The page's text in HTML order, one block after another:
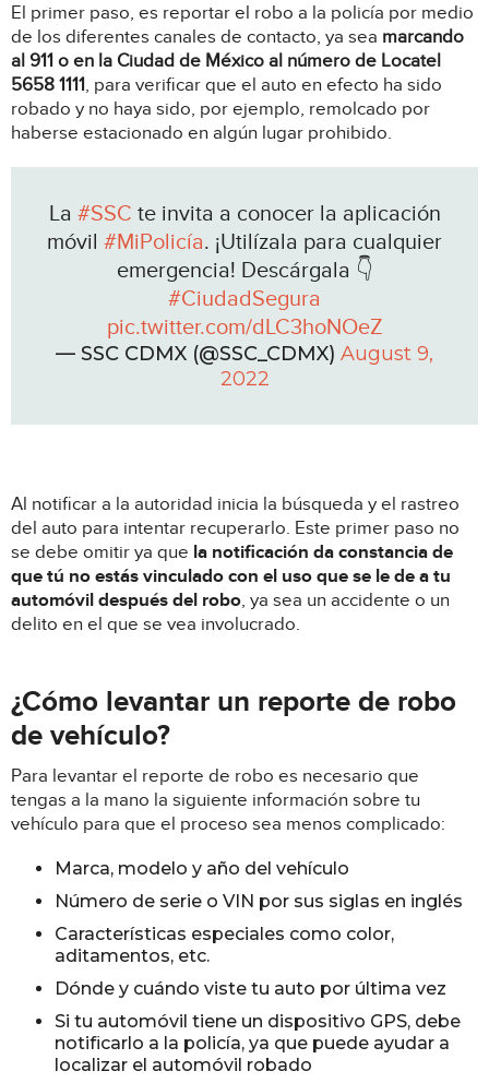
El primer paso, es reportar el robo a la policía por medio
de los diferentes canales de contacto, ya sea marcando
al 911 o en la Ciudad de México al número de Locatel
5658 1111, para verificar que el auto en efecto ha sido
robado y no haya sido, por ejemplo, remolcado por
haberse estacionado en algún lugar prohibido.
La #SSC te invita a conocer la aplicación
móvil #MiPolicía. ¡Utilízala para cualquier
emergencia! Descárgala 👇
#CiudadSegura
pic.twitter.com/dLC3hoNOeZ
— SSC CDMX (@SSC_CDMX) August 9,
2022
Al notificar a la autoridad inicia la búsqueda y el rastreo
del auto para intentar recuperarlo. Este primer paso no
se debe omitir ya que la notificación da constancia de
que tú no estás vinculado con el uso que se le de a tu
automóvil después del robo, ya sea un accidente o un
delito en el que se vea involucrado.
¿Cómo levantar un reporte de robo
de vehículo?
Para levantar el reporte de robo es necesario que
tengas a la mano la siguiente información sobre tu
vehículo para que el proceso sea menos complicado:
Marca, modelo y año del vehículo
Número de serie o VIN por sus siglas en inglés
Características especiales como color,
aditamentos, etc.
Dónde y cuándo viste tu auto por última vez
Si tu automóvil tiene un dispositivo GPS, debe
notificarlo a la policía, ya que puede ayudar a
localizar el automóvil robado